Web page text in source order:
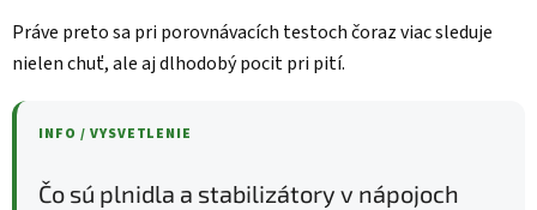
Práve preto sa pri porovnávacích testoch čoraz viac sleduje
nielen chuť, ale aj dlhodobý pocit pri pití.
INFO / VYSVETLENIE
Čo sú plnidla a stabilizátory v nápojoch